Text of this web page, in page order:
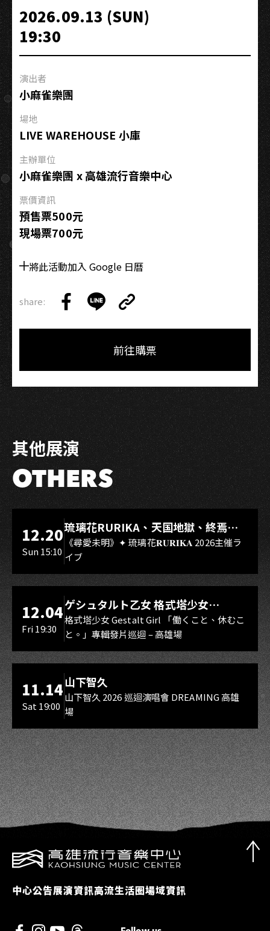
系：
超
營
養
|
POP
怎
麼
聽？
國
流
行
樂
旋
2026.09.13 (SUN)
19:30
演出者
小麻雀樂團
場地
LIVE WAREHOUSE 小庫
主辦單位
小麻雀樂團 x 高雄流行音樂中心
票價資訊
預售票500元
現場票700元
將此活動加入 Google 日曆
share:
on
on
Link
Copy
前往購票
其他展演
OTHERS
LIVE WAREHOUSE 小庫
12.20
Sun 15:10
琉璃花RURIKA、天国地獄、終焉
Rebirth、DUALIA、無我夢中、花奏
スマイル（O.A.）
《尋愛未明》✦ 琉璃花𝐑𝐔𝐑𝐈𝐊𝐀 2026主催ラ
イブ
LIVE WAREHOUSE 小庫
12.04
Fri 19:30
ゲシュタルト乙女 格式塔少女
Gestalt Girl
格式塔少女 Gestalt Girl 「働くこと、休むこ
と。」專輯發片巡迴 – 高雄場
11.14
Sat 19:00
山下智久
山下智久 2026 巡迴演唱會 DREAMING 高雄
場
中心公告展演資訊高流生活圈場域資訊